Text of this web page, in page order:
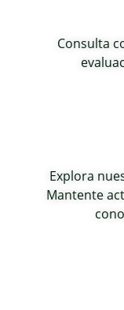
Consulta
Explora
Mantente